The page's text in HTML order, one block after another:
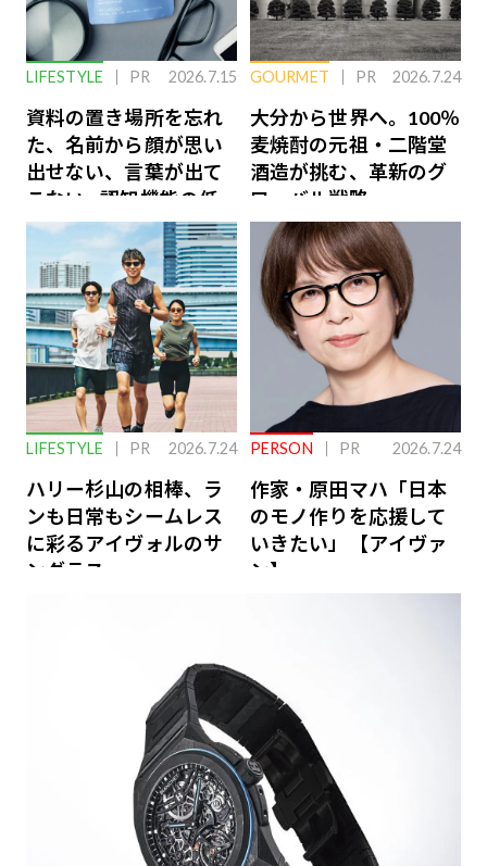
LIFESTYLE PR 2026.7.15
資料の置き場所を忘れ
た、名前から顔が思い
出せない、言葉が出て
こない…認知機能の低
下を救う、脳のインナ
ーケアとは
GOURMET PR 2026.7.24
大分から世界へ。100％
麦焼酎の元祖・二階堂
酒造が挑む、革新のグ
ローバル戦略
LIFESTYLE PR 2026.7.24
ハリー杉山の相棒、ラ
ンも日常もシームレス
に彩るアイヴォルのサ
ングラス
PERSON PR 2026.7.24
作家・原田マハ「日本
のモノ作りを応援して
いきたい」【アイヴァ
ン】